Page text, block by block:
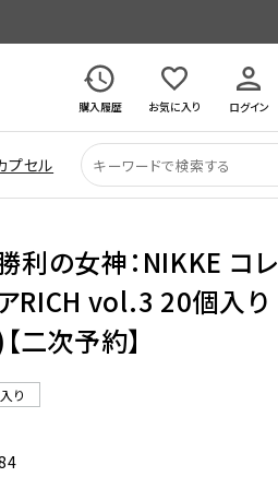
購入履歴
お気に入り ログイン
プセル
利の女神：NIKKE コレ
RICH vol.3 20個入り
二次予約】
り